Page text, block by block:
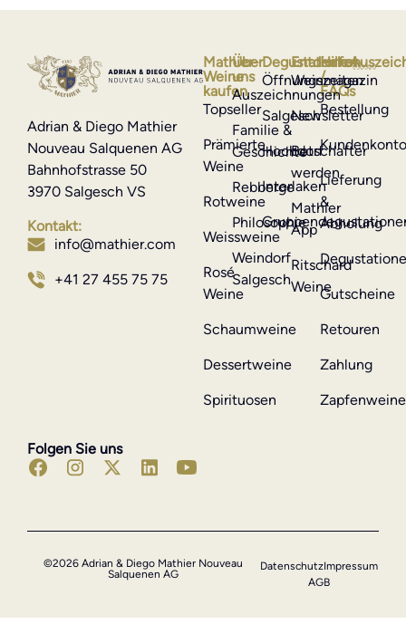
Adrian & Diego Mathier
Nouveau Salquenen AG
Bahnhofstrasse 50
3970 Salgesch VS
Kontakt:
info@mathier.com
+41 27 455 75 75
Folgen Sie uns
Mathier-
Weine
kaufen
Topseller
Prämierte
Weine
Rotweine
Weissweine
Rosé
Weine
Schaumweine
Dessertweine
Spirituosen
Hilfe
/
FAQs
Bestellung
Lieferung
&
Abholung
Gutscheine
Retouren
Zahlung
Zapfenweine
Entdecken
Weinmagazin
Newsletter
Botschafter
werden
Mathier
App
Ritschard
Weine
Degustationen
Öffnungszeiten
Salgesch
Hochdorf
Interlaken
Über
uns
Auszeichnungen
Familie &
Geschichte
Rebberge
Philosophie
Weindorf
Salgesch
©2026 Adrian & Diego Mathier Nouveau
Salquenen AG
DatenschutzImpressum
AGB